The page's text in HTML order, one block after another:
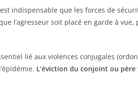
indispensable que les forces de
l’agresseur soit placé en garde à
lié aux violences conjugales
L’éviction du conjoint ou